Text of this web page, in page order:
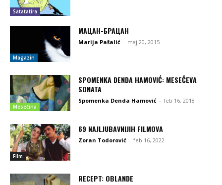
Satatatira
Magazin
МАЦАН-БРАЦАН
Marija Pašalić - maj 20, 2015
Mesečina
SPOMENKA DENDA HAMOVIĆ: MESEČEVA
SONATA
Spomenka Denda Hamović - feb 16, 2018
Film
69 NAJLJUBAVNIJIH FILMOVA
Zoran Todorović - feb 16, 2022
RECEPT: OBLANDE